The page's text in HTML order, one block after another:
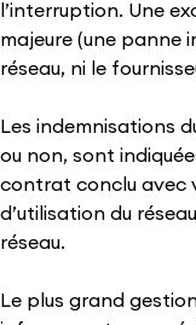
l’interruption. Une
majeure (une panne
réseau, ni le
Les indemnisations
ou non, sont
contrat conclu avec
d’utilisation du
réseau.
Le plus grand